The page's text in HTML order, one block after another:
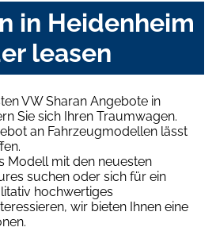
in Heidenheim
leasen
VW Sharan Angebote in
Sie sich Ihren Traumwagen.
an Fahrzeugmodellen lässt
Modell mit den neuesten
suchen oder sich für ein
hochwertiges
wir bieten Ihnen eine